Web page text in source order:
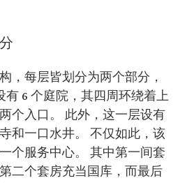
，每层皆划分为两个部分，
有 6 个庭院，其四周环绕着上
个入口。 此外，这一层设有
和一口水井。 不仅如此，该
个服务中心。 其中第一间套
二个套房充当国库，而最后